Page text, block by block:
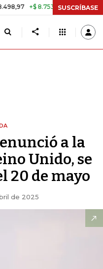
+$ 8.753,81 +2,19% TASA
SUSCRÍBASE
a la
Unido, se
20 de mayo
de 2025